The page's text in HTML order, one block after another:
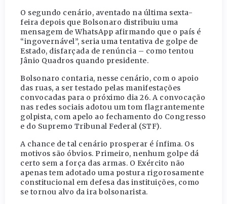
O segundo cenário, aventado na última sexta-
feira depois que Bolsonaro distribuiu uma
mensagem de WhatsApp afirmando que o país é
“ingovernável”, seria uma tentativa de golpe de
Estado, disfarçada de renúncia – como tentou
Jânio Quadros quando presidente.
Bolsonaro contaria, nesse cenário, com o apoio
das ruas, a ser testado pelas manifestações
convocadas para o próximo dia 26. A convocação
nas redes sociais adotou um tom flagrantemente
golpista, com apelo ao fechamento do Congresso
e do Supremo Tribunal Federal (STF).
A chance de tal cenário prosperar é ínfima. Os
motivos são óbvios. Primeiro, nenhum golpe dá
certo sem a força das armas. O Exército não
apenas tem adotado uma postura rigorosamente
constitucional em defesa das instituições, como
se tornou alvo da ira bolsonarista.